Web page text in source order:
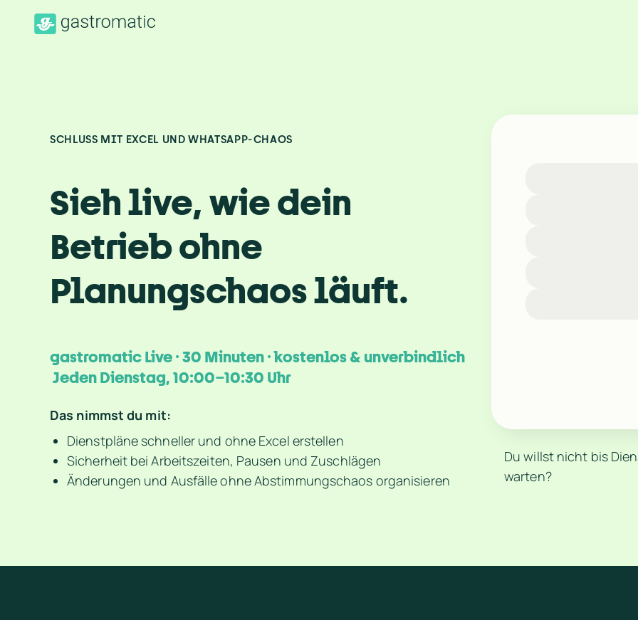
SCHLUSS MIT EXCEL UND WHATSAPP-CHAOS
Sieh live, wie dein
Betrieb ohne
Planungschaos läuft.
Jeden Dienstag, 10:00–10:30 Uhr
Das nimmst du mit:
Dienstpläne schneller und ohne Excel erstellen
Sicherheit bei Arbeitszeiten, Pausen und Zuschlägen
Änderungen und Ausfälle ohne Abstimmungschaos organisieren
Du willst nicht bis
warten?